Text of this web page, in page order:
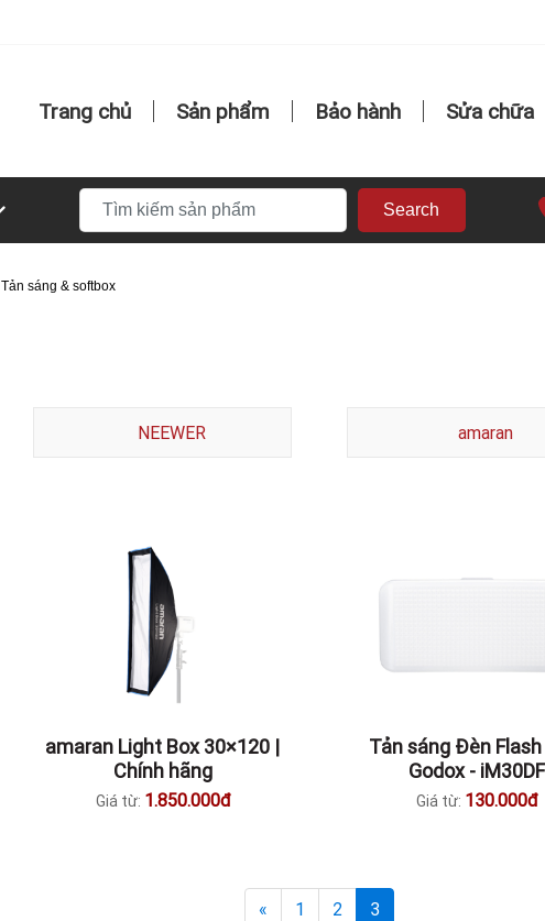
Trang chủ Sản phẩm Bảo hành Sửa chữa
Search
Tản sáng & softbox
NEEWER amaran
amaran Light Box 30×120 |
Chính hãng
Giá từ: 1.850.000đ
Tản sáng Đèn
Godox - iM30DF
Giá từ: 130.000đ
« 1 2 3